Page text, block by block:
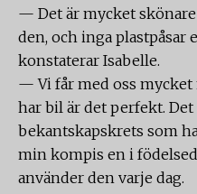
— Det är mycket
den, och inga plastpåsar
konstaterar Isabelle.
— Vi får med oss
har bil är det perfekt. Det
bekantskapskrets som
min kompis en i
använder den varje dag.